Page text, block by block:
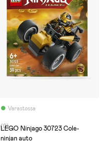
Varastossa
(0)
LEGO Ninjago 30723 Cole-
ninjan auto